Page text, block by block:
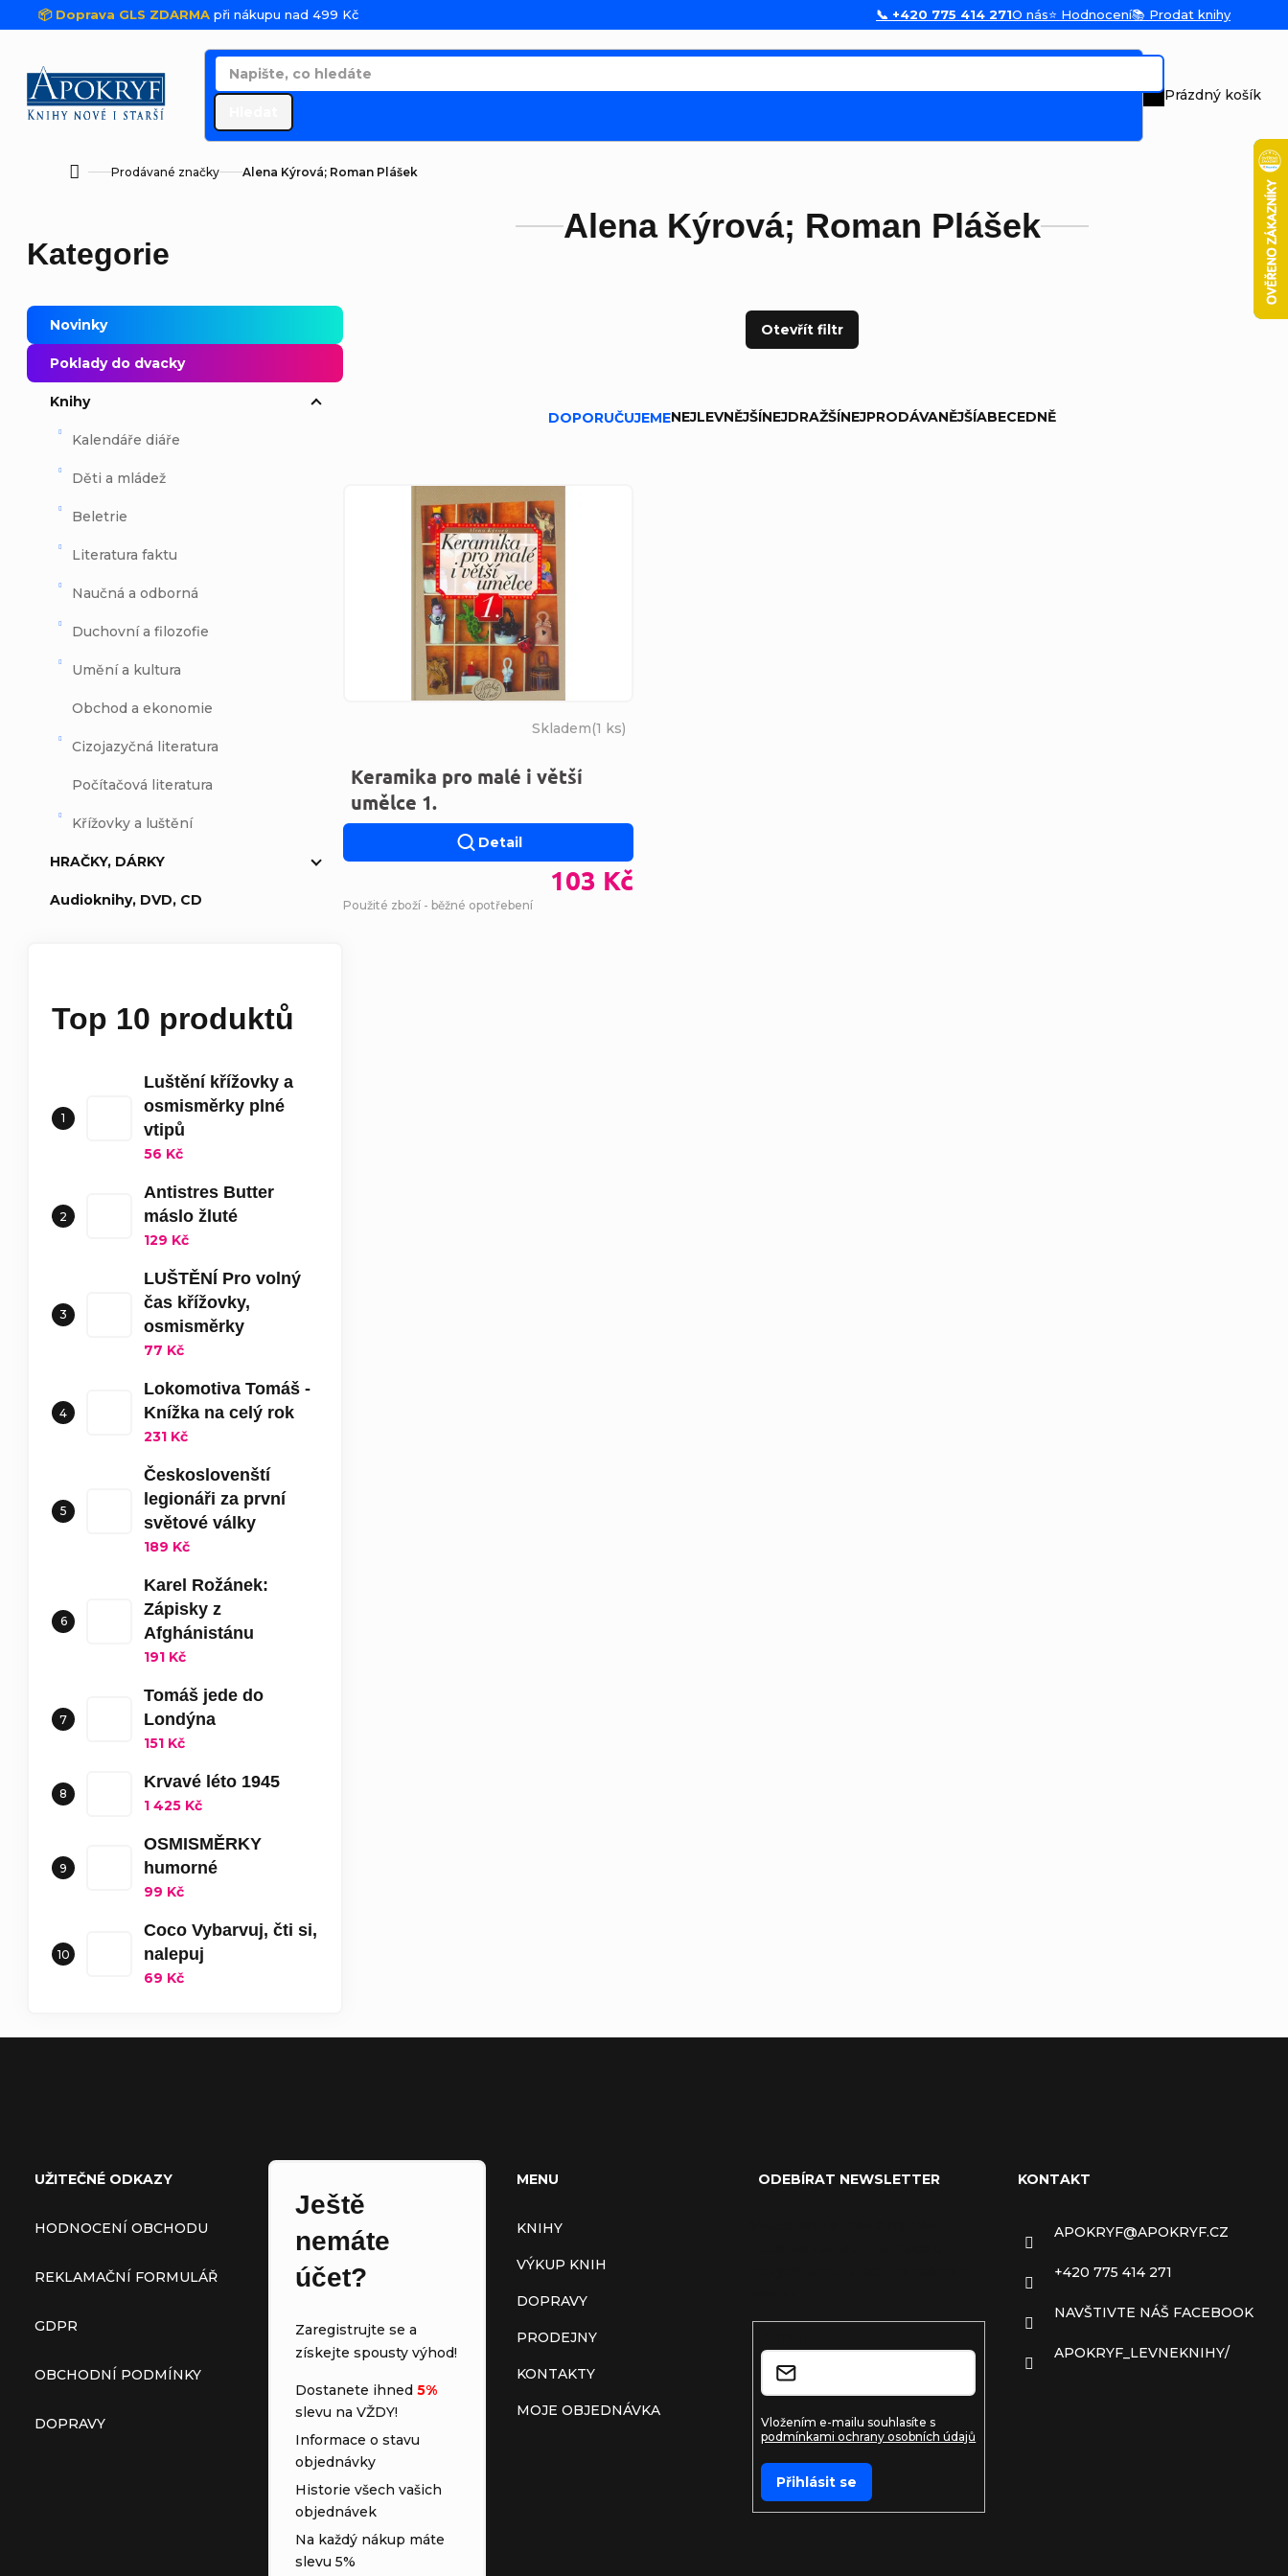
Přejít na obsah
📦 Doprava GLS ZDARMA při nákupu nad 499 Kč 📞 +420 775 414 271O nás⭐ Hodnocení📚 Prodat knihy
Nákupní
Prázdný košík
DomůProdávané značky Alena Kýrová; Roman Plášek
Přeskočit kategorie
Kategorie
Novinky
Poklady do dvacky
Knihy
Kalendáře diáře
Děti a mládež
Beletrie
Literatura faktu
Naučná a odborná
Duchovní a filozofie
Umění a kultura
Obchod a ekonomie
Cizojazyčná literatura
Počítačová literatura
Křížovky a luštění
HRAČKY, DÁRKY
Audioknihy, DVD, CD
Top 10 produktů
Luštění křížovky a
osmisměrky plné
vtipů
56 Kč
Antistres Butter
máslo žluté
129 Kč
LUŠTĚNÍ Pro volný
čas křížovky,
osmisměrky
77 Kč
Lokomotiva Tomáš -
Knížka na celý rok
231 Kč
Českoslovenští
legionáři za první
světové války
189 Kč
Karel Rožánek:
Zápisky z
Afghánistánu
191 Kč
Tomáš jede do
Londýna
151 Kč
Krvavé léto 1945
1 425 Kč
OSMISMĚRKY
humorné
99 Kč
Coco Vybarvuj, čti si,
nalepuj
69 Kč
Alena Kýrová; Roman Plášek
Otevřít filtr
Řazení produktů
DOPORUČUJEMENEJLEVNĚJŠÍNEJDRAŽŠÍNEJPRODÁVANĚJŠÍABECEDNĚ
Výpis produktů
Keramika pro malé i větší
umělce 1.
Skladem(1 ks)
103 Kč
Detail
Použité zboží - běžné opotřebení
UŽITEČNÉ ODKAZY
HODNOCENÍ OBCHODU
REKLAMAČNÍ FORMULÁŘ
GDPR
OBCHODNÍ PODMÍNKY
DOPRAVY
Ještě
nemáte
účet?
Zaregistrujte se a
získejte spousty výhod!
Dostanete ihned 5%
slevu na VŽDY!
Informace o stavu
objednávky
Historie všech vašich
objednávek
Na každý nákup máte
slevu 5%
MENU
KNIHY
VÝKUP KNIH
DOPRAVY
PRODEJNY
KONTAKTY
MOJE OBJEDNÁVKA
ODEBÍRAT NEWSLETTER
Vložením e-mailu souhlasíte s
podmínkami ochrany osobních údajů
Přihlásit se
KONTAKT
APOKRYF@APOKRYF.CZ
+420 775 414 271
NAVŠTIVTE NÁŠ FACEBOOK
APOKRYF_LEVNEKNIHY/